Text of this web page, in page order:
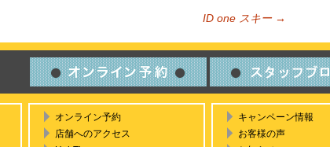
ビゲーション
ID one スキー →
オンライン予約
店舗へのアクセス
キャンペーン情報
お客様の声